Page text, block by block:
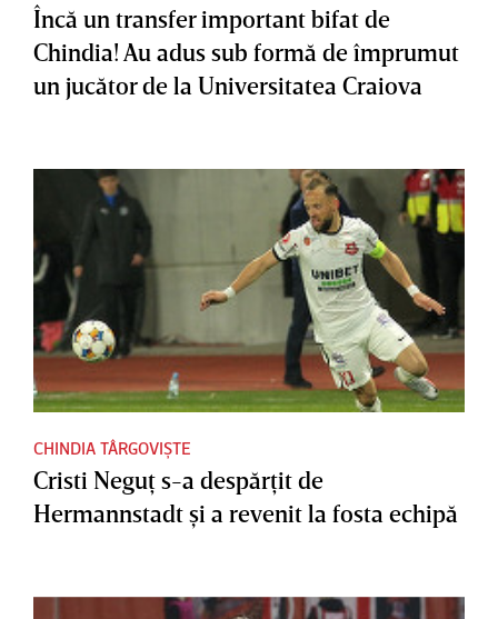
Încă un transfer important bifat de
Chindia! Au adus sub formă de împrumut
un jucător de la Universitatea Craiova
CHINDIA TÂRGOVIȘTE
Cristi Neguţ s-a despărţit de
Hermannstadt şi a revenit la fosta echipă